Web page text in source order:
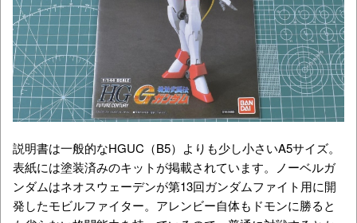
説明書は一般的なHGUC（B5）よりも少し小さいA5サイズ。
表紙には塗装済みのキットが掲載されています。ノーベルガ
ンダムはネオスウェーデンが第13回ガンダムファイト用に開
発したモビルファイター。アレンビー自体もドモンに勝ると